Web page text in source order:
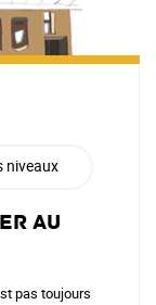
niveaux
au
pas toujours